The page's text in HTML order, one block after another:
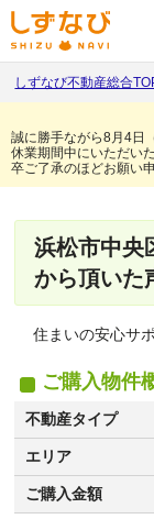
しずなび不動産総合
誠に勝手ながら8月4日
休業期間中にいただい
卒ご了承のほどお願い
浜松市中央
から頂いた
住まいの安心サ
ご購入物件
不動産タイプ
エリア
ご購入金額